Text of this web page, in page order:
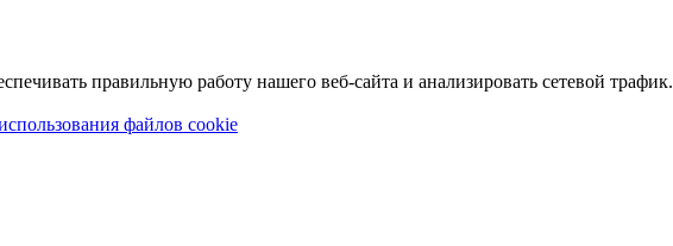
правильную работу нашего веб-сайта и анализировать сетевой трафик.
файлов cookie